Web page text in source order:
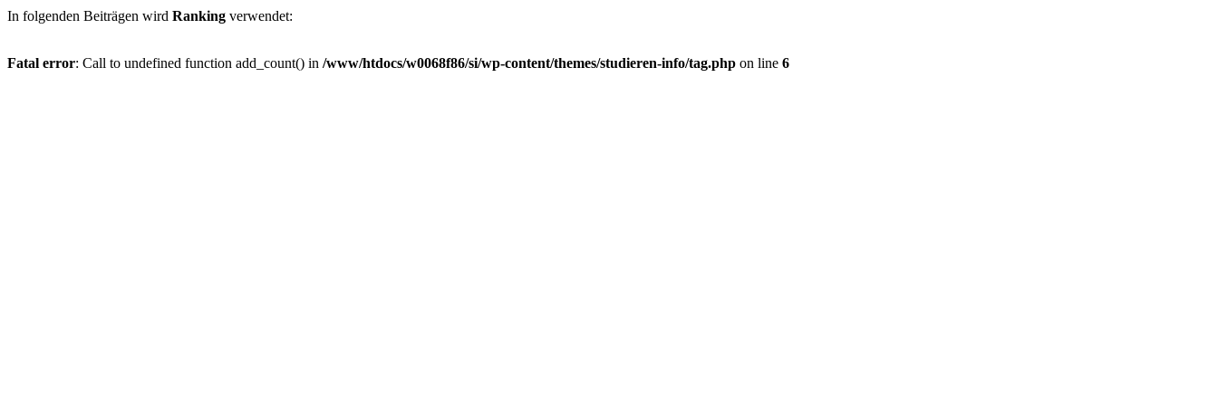
In folgenden Beiträgen wird Ranking verwendet:
Fatal error: Call to undefined function add_count() in /www/htdocs/w0068f86/si/wp-content/themes/studieren-info/tag.php on line 6